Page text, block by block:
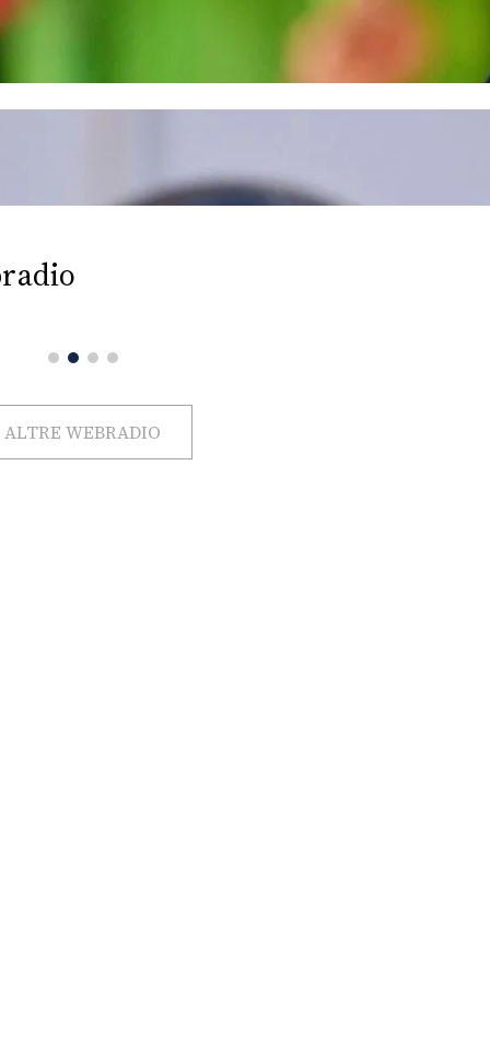
ALTRE WEBRADIO